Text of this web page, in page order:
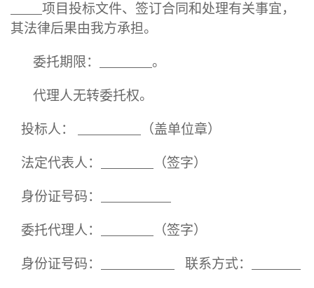
项目 投标文件、签订合同和处理有关事宜，
其法律后果由我方承担。
委托期限： 。
代理人无转委托权。
投标人： （盖单位章）
法定代表人： （签字）
身份证号码：
委托代理人： （签字）
身份证号码： 联系方式：